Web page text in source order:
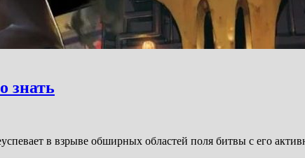
знать
в взрыве обширных областей поля битвы с его